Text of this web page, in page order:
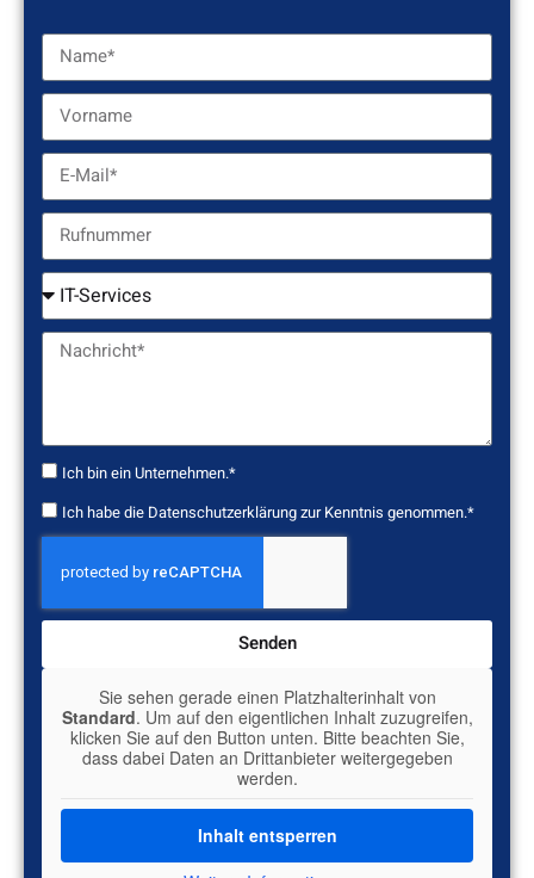
Ich bin ein Unternehmen.*
Ich habe die Datenschutzerklärungzur Kenntnis genommen.*
Senden
Sie sehen gerade einen Platzhalterinhalt von
Standard. Um auf den eigentlichen Inhalt zuzugreifen,
klicken Sie auf den Button unten. Bitte beachten Sie,
dass dabei Daten an Drittanbieter weitergegeben
werden.
Inhalt entsperren